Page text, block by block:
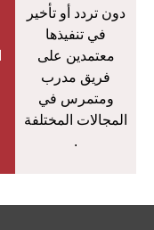
دون تردد أو تأخير
في تنفيذها
معتمدين على
فريق مدرب
ومتمرس في
المجالات المختلفة
.